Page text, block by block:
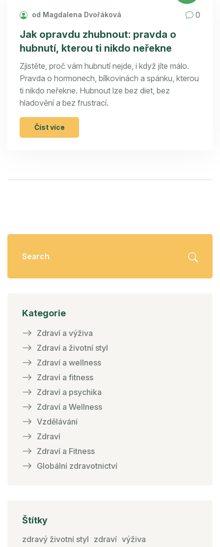
od Magdalena Dvořáková 0
Jak opravdu zhubnout: pravda o
hubnutí, kterou ti nikdo neřekne
Zjistěte, proč vám hubnutí nejde, i když jíte málo.
Pravda o hormonech, bílkovinách a spánku, kterou
ti nikdo neřekne. Hubnout lze bez diet, bez
hladovění a bez frustrací.
Číst více
Kategorie
Zdraví a výživa
Zdraví a životní styl
Zdraví a wellness
Zdraví a fitness
Zdraví a psychika
Zdraví a Wellness
Vzdělávání
Zdraví
Zdraví a Fitness
Globální zdravotnictví
Štítky
zdravý životní styl zdraví výživa